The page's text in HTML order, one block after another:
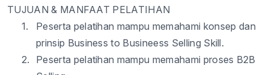
TUJUAN & MANFAAT PELATIHAN
1.
Peserta pelatihan mampu memahami konsep dan
prinsip Business to Busineess Selling Skill.
2.
Peserta pelatihan mampu memahami proses B2B